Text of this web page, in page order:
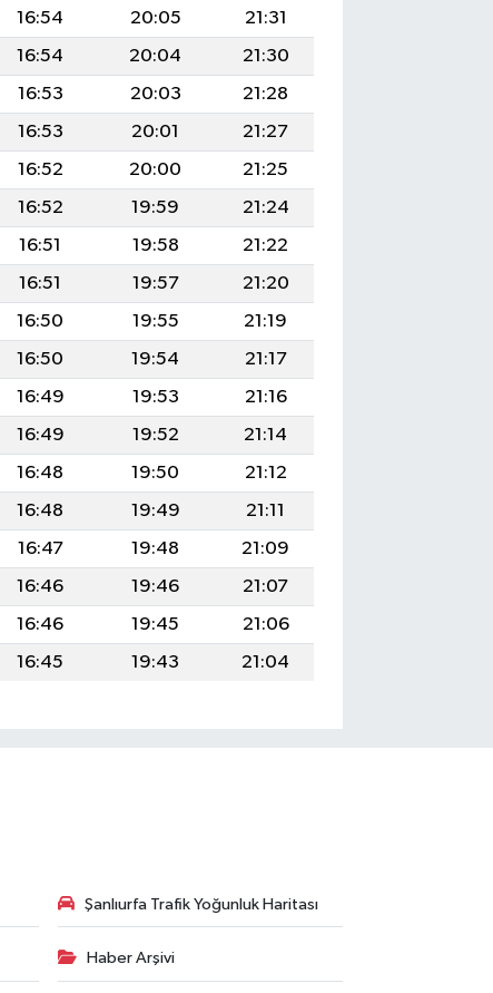
16:54 20:05
21:31
16:54 20:04
21:30
16:53 20:03
21:28
16:53 20:01
21:27
16:52 20:00
21:25
16:52 19:59
21:24
16:51 19:58
21:22
16:51 19:57
21:20
16:50 19:55
21:19
16:50 19:54
21:17
16:49 19:53
21:16
16:49 19:52
21:14
16:48 19:50
21:12
16:48 19:49
21:11
16:47 19:48
21:09
16:46 19:46
21:07
16:46 19:45
21:06
16:45 19:43 21:04
Şanlıurfa Trafik Yoğunluk Haritası
Haber Arşivi